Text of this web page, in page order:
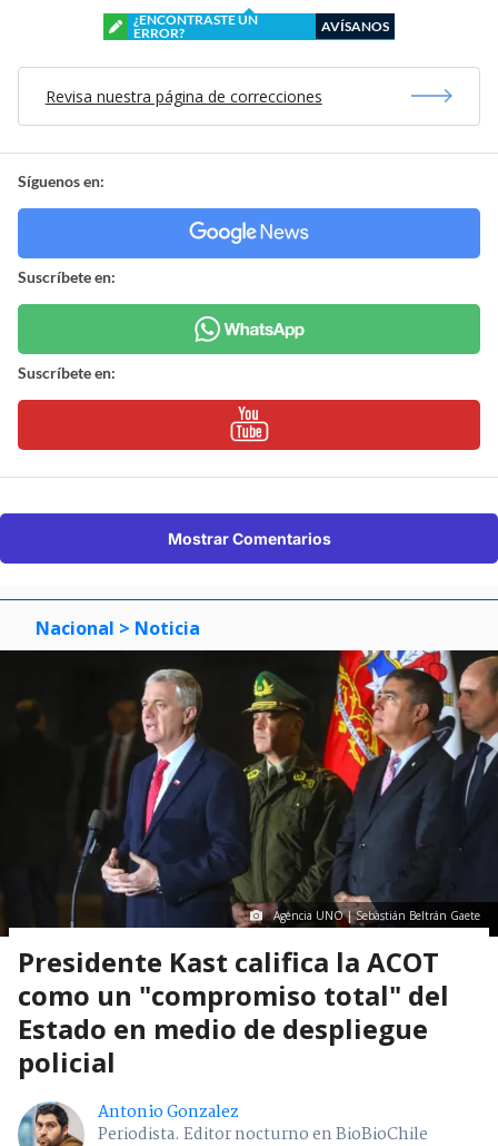
¿ENCONTRASTE UN
ERROR?
AVÍSANOS
Revisa nuestra página de correcciones
Síguenos en:
Suscríbete en:
Suscríbete en:
Mostrar Comentarios
Nacional > Noticia
Agencia UNO | Sebastián Beltrán Gaete
Presidente Kast califica la ACOT
como un "compromiso total" del
Estado en medio de despliegue
policial
Antonio Gonzalez
Periodista. Editor nocturno en BioBioChile